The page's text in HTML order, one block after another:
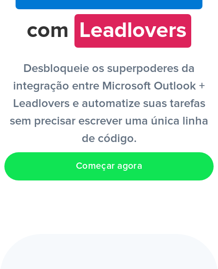
PT
com
Leadlovers
Desbloqueie os superpoderes da
integração entre Microsoft Outlook +
Leadlovers e automatize suas tarefas
sem precisar escrever uma única linha
de código.
Começar agora